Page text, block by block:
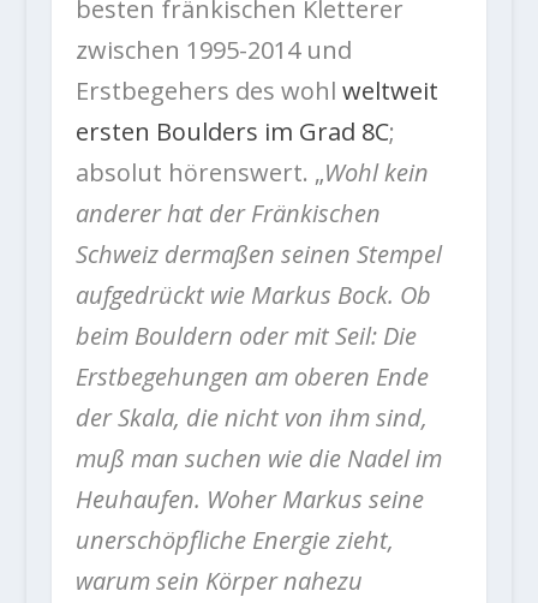
besten fränkischen Kletterer
zwischen 1995-2014 und
Erstbegehers des wohl weltweit
ersten Boulders im Grad 8C;
absolut hörenswert. „Wohl kein
anderer hat der Fränkischen
Schweiz dermaßen seinen Stempel
aufgedrückt wie Markus Bock. Ob
beim Bouldern oder mit Seil: Die
Erstbegehungen am oberen Ende
der Skala, die nicht von ihm sind,
muß man suchen wie die Nadel im
Heuhaufen. Woher Markus seine
unerschöpfliche Energie zieht,
warum sein Körper nahezu